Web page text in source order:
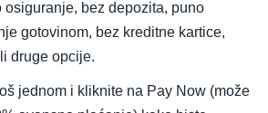
osiguranje, bez depozita, puno
gotovinom, bez kreditne kartice,
druge opcije.
jednom i kliknite na Pay Now (može